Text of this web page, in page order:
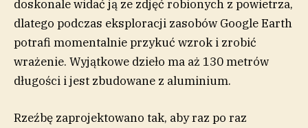
doskonale widać ją ze zdjęć robionych z powietrza,
dlatego podczas eksploracji zasobów Google Earth
potrafi momentalnie przykuć wzrok i zrobić
wrażenie. Wyjątkowe dzieło ma aż 130 metrów
długości i jest zbudowane z aluminium.
Rzeźbę zaprojektowano tak, aby raz po raz